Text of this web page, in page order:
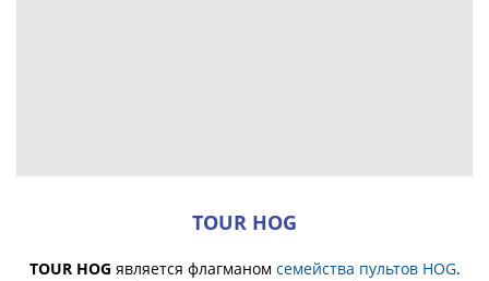
TOUR HOG
TOUR HOG является флагманом семейства пультов HOG.